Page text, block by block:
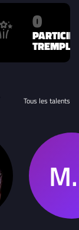
0
Tous les talents